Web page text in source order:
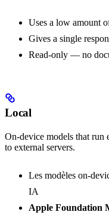
Uses a low amount
Gives a single
Read-only — no
Local
On-device models that run
to external servers.
Les modèles on-
IA
Apple Foundation